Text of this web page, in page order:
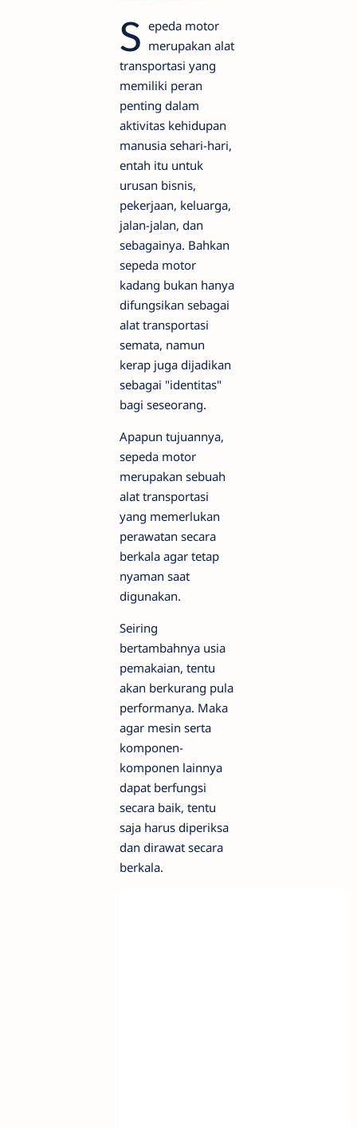
S epeda motor
merupakan alat
transportasi yang
memiliki peran
penting dalam
aktivitas kehidupan
manusia sehari-hari,
entah itu untuk
urusan bisnis,
pekerjaan, keluarga,
jalan-jalan, dan
sebagainya. Bahkan
sepeda motor
kadang bukan hanya
difungsikan sebagai
alat transportasi
semata, namun
kerap juga dijadikan
sebagai "identitas"
bagi seseorang.
Apapun tujuannya,
sepeda motor
merupakan sebuah
alat transportasi
yang memerlukan
perawatan secara
berkala agar tetap
nyaman saat
digunakan.
Seiring
bertambahnya usia
pemakaian, tentu
akan berkurang pula
performanya. Maka
agar mesin serta
komponen-
komponen lainnya
dapat berfungsi
secara baik, tentu
saja harus diperiksa
dan dirawat secara
berkala.